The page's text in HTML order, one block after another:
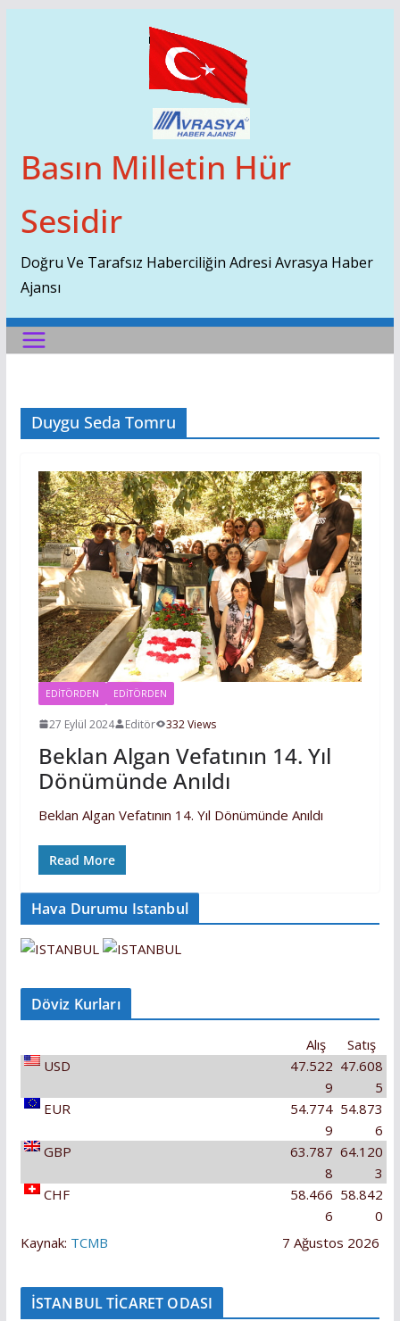
Basın Milletin Hür
Sesidir
Doğru Ve Tarafsız Haberciliğin Adresi Avrasya Haber
Ajansı
Duygu Seda Tomru
EDITÖRDEN EDİTÖRDEN
27 Eylül 2024 Editör 332 Views
Beklan Algan Vefatının 14. Yıl
Dönümünde Anıldı
Beklan Algan Vefatının 14. Yıl Dönümünde Anıldı
Read More
Hava Durumu Istanbul
Döviz Kurları
Satış
Alış
USD
47.608
5
47.522
9
EUR
54.873
6
54.774
9
GBP
64.120
3
63.787
8
CHF
58.842
0
58.466
6
Kaynak: TCMB 7 Ağustos 2026
İSTANBUL TİCARET ODASI